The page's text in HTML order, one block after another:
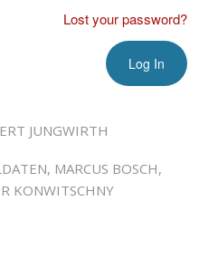
Lost your password?
JUNGWIRTH
, MARCUS BOSCH,
KONWITSCHNY